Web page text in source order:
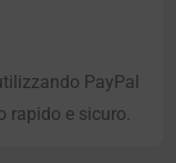
PayPal
rapido e sicuro.